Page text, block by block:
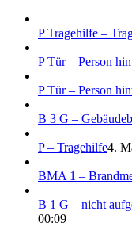
P Tragehilfe –
P Tür – Person
P Tür – Person
B 3 G –
P – Tragehilfe4.
BMA 1 –
B 1 G – nicht
00:09